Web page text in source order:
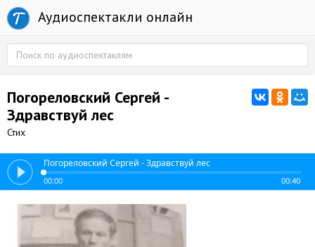
Аудиоспектакли онлайн
Погореловский Сергей -
Здравствуй лес
Стих
Погореловский Сергей - Здравствуй лес
00:00 00:40